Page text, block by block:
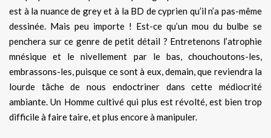
est à la nuance de grey et à la BD de cyprien qu’il n’a pas-même
dessinée. Mais peu importe ! Est-ce qu’un mou du bulbe se
penchera sur ce genre de petit détail ? Entretenons l’atrophie
mnésique et le nivellement par le bas, chouchoutons-les,
embrassons-les, puisque ce sont à eux, demain, que reviendra la
lourde tâche de nous endoctriner dans cette médiocrité
ambiante. Un Homme cultivé qui plus est révolté, est bien trop
difficile à faire taire, et plus encore à manipuler.